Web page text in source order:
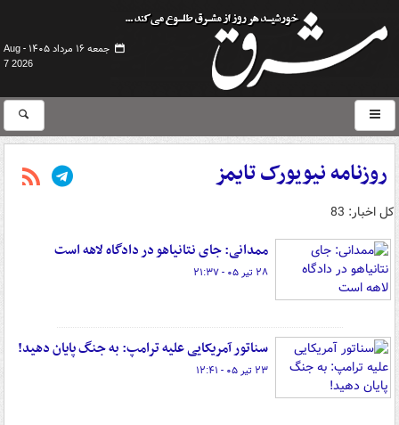
جمعه ۱۶ مرداد ۱۴۰۵ -
Aug
7 2026
روزنامه نیویورک تایمز
کل اخبار: 83
ممدانی: جای نتانیاهو در دادگاه لاهه است
۲۸ تیر ۰۵ - ۲۱:۳۷
سناتور آمریکایی علیه ترامپ: به جنگ پایان دهید!
۲۳ تیر ۰۵ - ۱۲:۴۱